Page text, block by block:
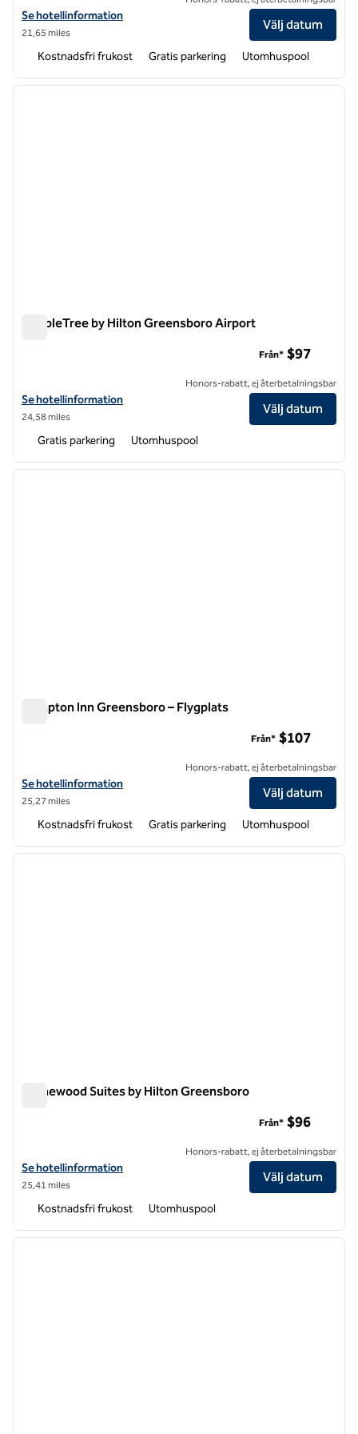
Visa hotelluppgifter för Spark by Hilton Greensboro
Se hotellinformation
21,65 miles
Välj datum
Kostnadsfri frukost Gratis parkering Utomhuspool
1 av 12
nästa
DoubleTree by Hilton Greensboro Airport
Visa hotelluppgifter för DoubleTree by Hilton Greensboro Airport
Se hotellinformation
24,58 miles
Från* $97
Honors-rabatt, ej återbetalningsbar
Välj datum
Gratis parkering Utomhuspool
1 av 12
nästa
Hampton Inn Greensboro – Flygplats
Visa hotelldetaljer för Hampton Inn Greensboro-flygplats
Se hotellinformation
25,27 miles
Från* $107
Honors-rabatt, ej återbetalningsbar
Välj datum
Kostnadsfri frukost Gratis parkering Utomhuspool
1 av 12
nästa
Homewood Suites by Hilton Greensboro
Visa hotelluppgifter för Homewood Suites by Hilton Greensboro
Se hotellinformation
25,41 miles
Från* $96
Honors-rabatt, ej återbetalningsbar
Välj datum
Kostnadsfri frukost Utomhuspool
1 av 12
nästa